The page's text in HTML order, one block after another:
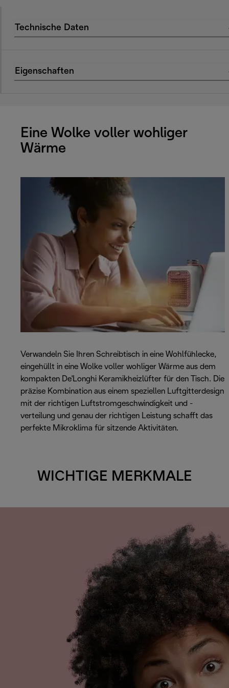
Technische Daten
Eigenschaften
Eine Wolke voller wohliger
Wärme
Verwandeln Sie Ihren Schreibtisch in eine Wohlfühlecke,
eingehüllt in eine Wolke voller wohliger Wärme aus dem
kompakten De'Longhi Keramikheizlüfter für den Tisch. Die
präzise Kombination aus einem speziellen Luftgitterdesign
mit der richtigen Luftstromgeschwindigkeit und -
verteilung und genau der richtigen Leistung schafft das
perfekte Mikroklima für sitzende Aktivitäten.
WICHTIGE MERKMALE